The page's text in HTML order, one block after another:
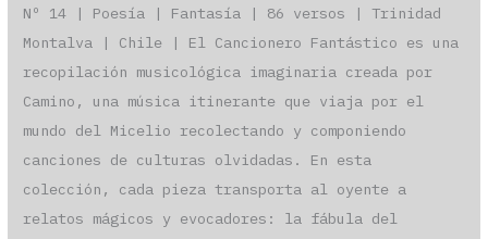
Nº 14 | Poesía | Fantasía | 86 versos | Trinidad
Montalva | Chile | El Cancionero Fantástico es una
recopilación musicológica imaginaria creada por
Camino, una música itinerante que viaja por el
mundo del Micelio recolectando y componiendo
canciones de culturas olvidadas. En esta
colección, cada pieza transporta al oyente a
relatos mágicos y evocadores: la fábula del